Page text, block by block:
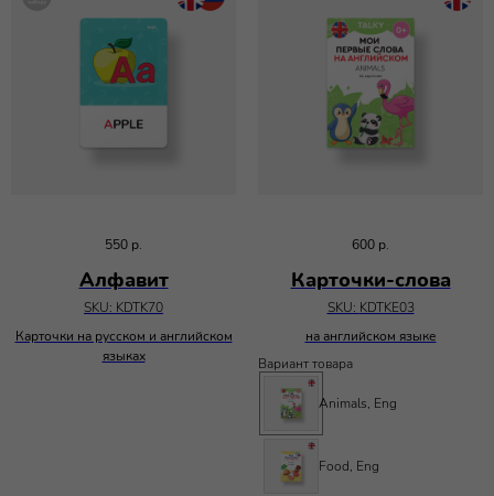
550 р.
Алфавит
SKU: KDTK70
Карточки на русском и английском
языках
600 р.
Карточки-слова
SKU: KDTKE03
на английском языке
Вариант товара
Animals, Eng
Food, Eng